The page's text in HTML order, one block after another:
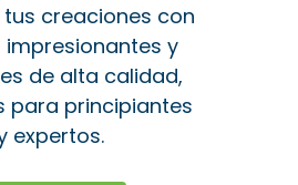
tus creaciones con
impresionantes y
de alta calidad,
para principiantes
expertos.